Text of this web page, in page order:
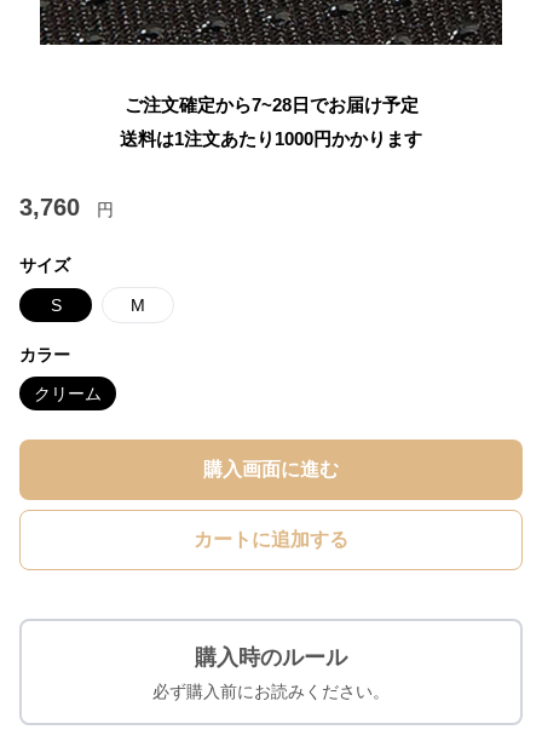
ご注文確定から7~28日でお届け予定
送料は1注文あたり 1000円かかります
3,760 円
サイズ
S M
カラー
クリーム
購入画面に進む
カートに追加する
購入時のルール
必ず購入前にお読みください。